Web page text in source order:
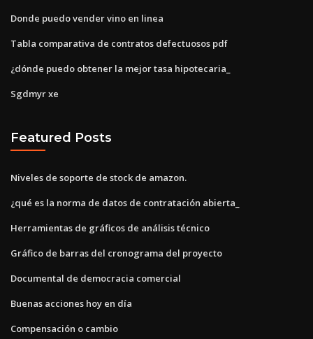
Donde puedo vender vino en linea
Tabla comparativa de contratos defectuosos pdf
¿dónde puedo obtener la mejor tasa hipotecaria_
Sgdmyr xe
Featured Posts
Niveles de soporte de stock de amazon.
¿qué es la norma de datos de contratación abierta_
Herramientas de gráficos de análisis técnico
Gráfico de barras del cronograma del proyecto
Documental de democracia comercial
Buenas acciones hoy en día
Compensación o cambio